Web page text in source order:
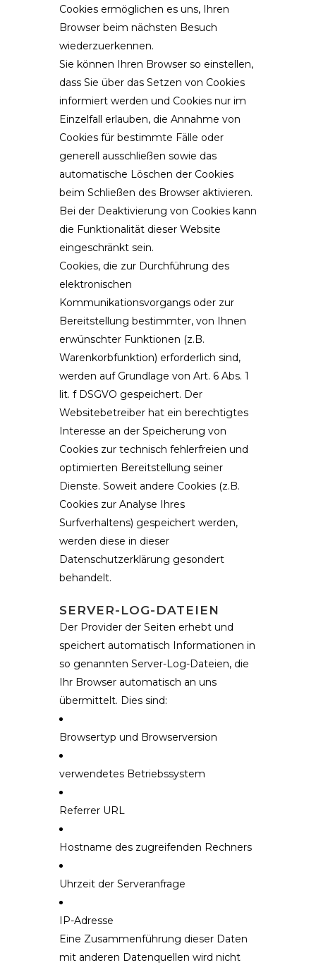
Cookies ermöglichen es uns, Ihren
Browser beim nächsten Besuch
wiederzuerkennen.
Sie können Ihren Browser so einstellen,
dass Sie über das Setzen von Cookies
informiert werden und Cookies nur im
Einzelfall erlauben, die Annahme von
Cookies für bestimmte Fälle oder
generell ausschließen sowie das
automatische Löschen der Cookies
beim Schließen des Browser aktivieren.
Bei der Deaktivierung von Cookies kann
die Funktionalität dieser Website
eingeschränkt sein.
Cookies, die zur Durchführung des
elektronischen
Kommunikationsvorgangs oder zur
Bereitstellung bestimmter, von Ihnen
erwünschter Funktionen (z.B.
Warenkorbfunktion) erforderlich sind,
werden auf Grundlage von Art. 6 Abs. 1
lit. f DSGVO gespeichert. Der
Websitebetreiber hat ein berechtigtes
Interesse an der Speicherung von
Cookies zur technisch fehlerfreien und
optimierten Bereitstellung seiner
Dienste. Soweit andere Cookies (z.B.
Cookies zur Analyse Ihres
Surfverhaltens) gespeichert werden,
werden diese in dieser
Datenschutzerklärung gesondert
behandelt.
SERVER-LOG-DATEIEN
Der Provider der Seiten erhebt und
speichert automatisch Informationen in
so genannten Server-Log-Dateien, die
Ihr Browser automatisch an uns
übermittelt. Dies sind:
Browsertyp und Browserversion
verwendetes Betriebssystem
Referrer URL
Hostname des zugreifenden Rechners
Uhrzeit der Serveranfrage
IP-Adresse
Eine Zusammenführung dieser Daten
mit anderen Datenquellen wird nicht